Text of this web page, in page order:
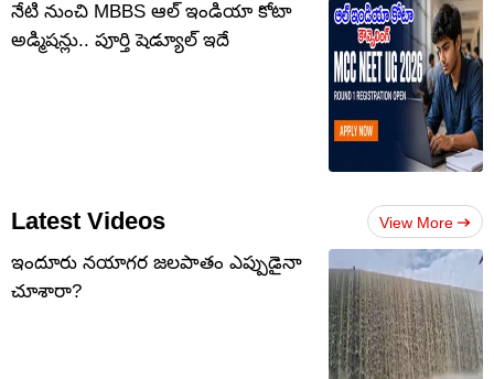
నేటి నుంచి MBBS ఆల్‌ ఇండియా కోటా
అడ్మిషన్లు.. పూర్తి షెడ్యూల్ ఇదే
Latest Videos View More
ఇందూరు నయాగర జలపాతం ఎప్పుడైనా
చూశారా?